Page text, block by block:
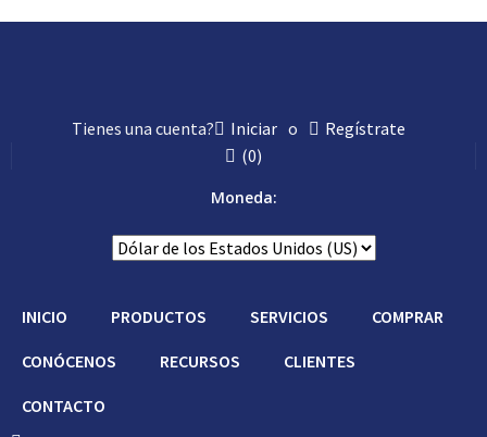
Tienes una cuenta? Iniciar o
Regístrate
(0)
Moneda:
INICIO PRODUCTOS SERVICIOS COMPRAR
CONÓCENOS RECURSOS CLIENTES
CONTACTO